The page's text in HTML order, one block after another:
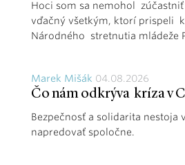
Hoci som sa nemohol
vďačný všetkým, ktorí prispeli
Národného stretnutia mládeže
Marek Mišák 04.08.2026
Čo nám odkrýva kríza v
Bezpečnosť a solidarita nestoja
napredovať spoločne.